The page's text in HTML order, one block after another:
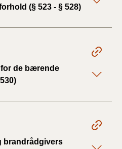
(§ 523 - § 528)
de bærende
brandrådgivers